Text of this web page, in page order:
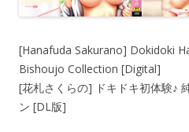
[Hanafuda Sakurano] Dokidoki
Bishoujo Collection [Digital]
[花札さくらの] ドキドキ初体験♪
ン [DL版]